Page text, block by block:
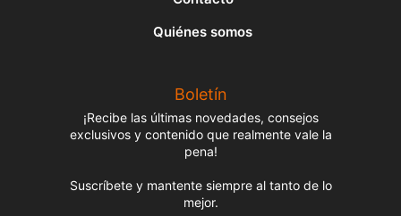
Quiénes somos
Boletín
¡Recibe las últimas novedades, consejos
exclusivos y contenido que realmente vale la
pena!
Suscríbete y mantente siempre al tanto de lo
mejor.